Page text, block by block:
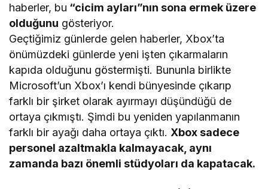
haberler, bu “cicim ayları”nın sona ermek üzere
olduğunu gösteriyor.
Geçtiğimiz günlerde gelen haberler, Xbox’ta
önümüzdeki günlerde yeni işten çıkarmaların
kapıda olduğunu göstermişti. Bununla birlikte
Microsoft’un Xbox’ı kendi bünyesinde çıkarıp
farklı bir şirket olarak ayırmayı düşündüğü de
ortaya çıkmıştı. Şimdi bu yeniden yapılanmanın
farklı bir ayağı daha ortaya çıktı. Xbox sadece
personel azaltmakla kalmayacak, aynı
zamanda bazı önemli stüdyoları da kapatacak.